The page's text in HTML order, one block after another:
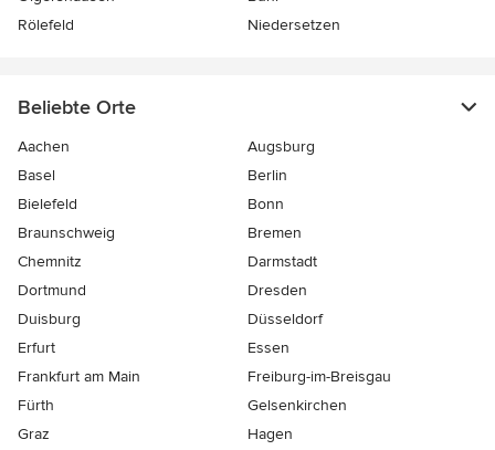
Rölefeld
Niedersetzen
Beliebte Orte
Aachen
Augsburg
Basel
Berlin
Bielefeld
Bonn
Braunschweig
Bremen
Chemnitz
Darmstadt
Dortmund
Dresden
Duisburg
Düsseldorf
Erfurt
Essen
Frankfurt am Main
Freiburg-im-Breisgau
Fürth
Gelsenkirchen
Graz
Hagen